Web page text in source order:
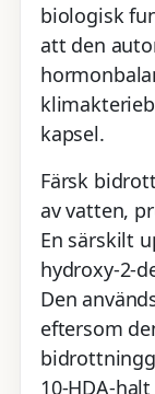
biologisk
att den
kapsel.
Färsk
av vatten,
En särskilt
hydroxy-2-
Den
eftersom
10-HDA-